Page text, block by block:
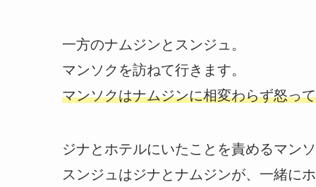
一方のナムジンとスンジュ。
マンソクを訪ねて行きます。
マンソクはナムジンに相変わらず怒っ
ジナとホテルにいたことを責めるマン
スンジュはジナとナムジンが、一緒に